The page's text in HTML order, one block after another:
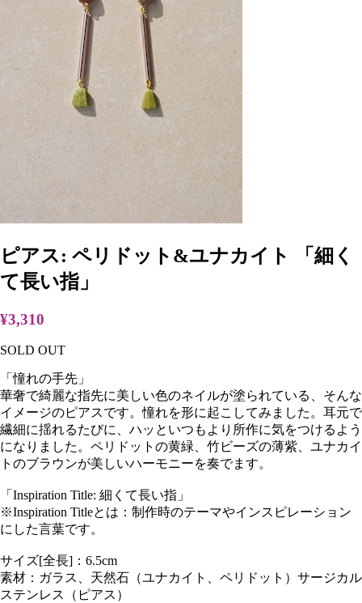
ピアス: ペリドット&ユナカイト 「細く
て長い指」
¥3,310
SOLD OUT
「憧れの手先」
華奢で綺麗な指先に美しい色のネイルが塗られている、そんな
イメージのピアスです。憧れを形に起こしてみました。耳元で
繊細に揺れるたびに、ハッといつもより所作に気をつけるよう
になりました。ペリドットの黄緑、竹ビーズの薄紫、ユナカイ
トのブラウンが美しいハーモニーを奏でます。
「Inspiration Title: 細くて長い指」
※Inspiration Titleとは：制作時のテーマやインスピレーション
にした言葉です。
サイズ[全長]：6.5cm
素材：ガラス、天然石（ユナカイト、ペリドット）サージカル
ステンレス（ピアス）